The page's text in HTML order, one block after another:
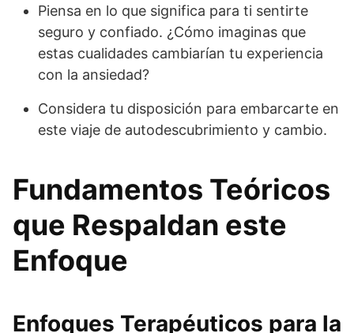
Piensa en lo que significa para ti sentirte
seguro y confiado. ¿Cómo imaginas que
estas cualidades cambiarían tu experiencia
con la ansiedad?
Considera tu disposición para embarcarte en
este viaje de autodescubrimiento y cambio.
Fundamentos Teóricos
que Respaldan este
Enfoque
Enfoques Terapéuticos para la